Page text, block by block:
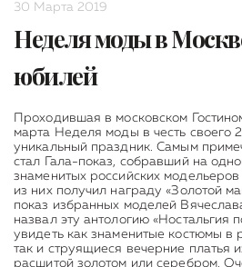
30 Марта 2019
Неделя моды в
юбилей
Проходившая в московском
марта Неделя моды в честь своего
уникальный праздник. Самым
стал Гала-показ, собравший на
знаменитых российских
из них получил награду «Золотой
показ избранных моделей
назвал эту антологию «Ностальгия
увидеть как знаменитые костюмы в
так и струящиеся вечерние платья
расшитой золотом или серебром.